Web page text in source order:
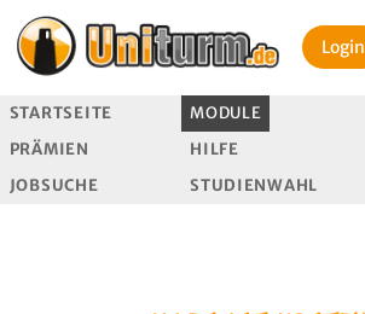
Login
STARTSEITE MODULE
PRÄMIEN
HILFE
JOBSUCHE
STUDIENWAHL